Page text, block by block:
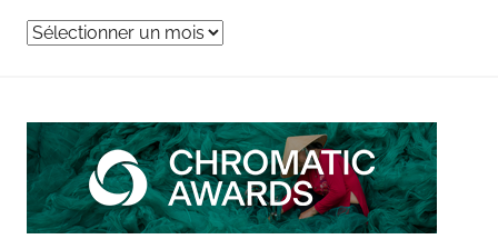
Archives